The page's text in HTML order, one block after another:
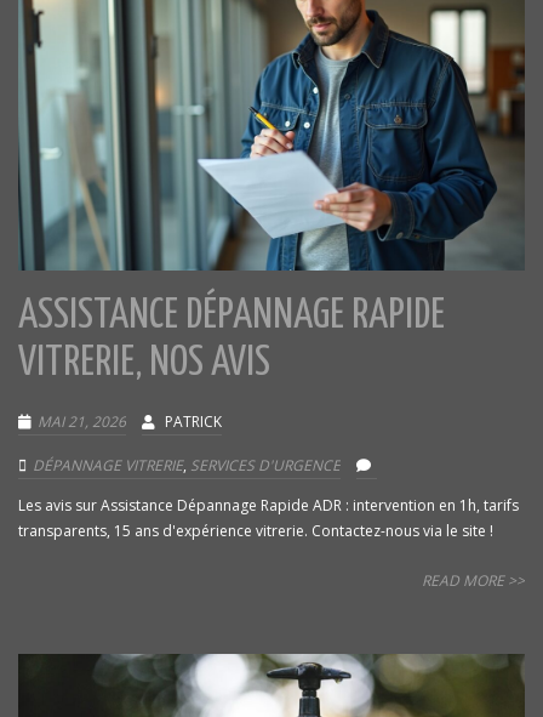
ASSISTANCE DÉPANNAGE RAPIDE
VITRERIE, NOS AVIS
MAI 21, 2026 PATRICK
DÉPANNAGE VITRERIE, SERVICES D'URGENCE
Les avis sur Assistance Dépannage Rapide ADR : intervention en 1h, tarifs
transparents, 15 ans d'expérience vitrerie. Contactez-nous via le site !
READ MORE >>